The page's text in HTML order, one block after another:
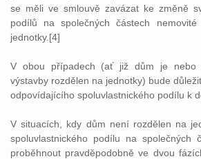
se měli ve smlouvě zavázat ke změně
podílů na společných částech
jednotky.[4]
V obou případech (ať již dům je nebo
výstavby rozdělen na jednotky) bude
odpovídajícího spoluvlastnického podílu k
V situacích, kdy dům není rozdělen na
spoluvlastnického podílu na společných
proběhnout pravděpodobně ve dvou